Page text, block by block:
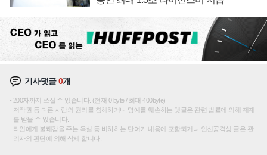
기사댓글0개
200자까지 쓰실 수 있습니다. (현재 0 byte / 최대 400byte)
저작권 등 다른 사람의 권리를 침해하거나 명예를 훼손하는 댓글은 관련 법률에 의해 제재
를 받을 수 있습니다.
타인에게 불쾌감을 주는 욕설 등 비하하는 단어가 내용에 포함되거나 인신공격성 글은 관
리자의 판단에 의해 삭제 합니다.